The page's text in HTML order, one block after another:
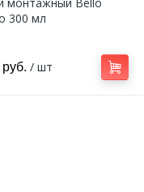
300 мл
/ шт